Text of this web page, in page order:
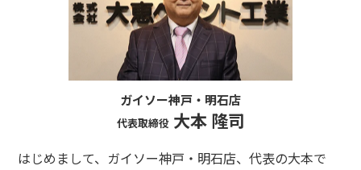
ガイソー神戸・明石店
代表取締役大本 隆司
はじめまして、ガイソー神戸・明石店、代表の大本で